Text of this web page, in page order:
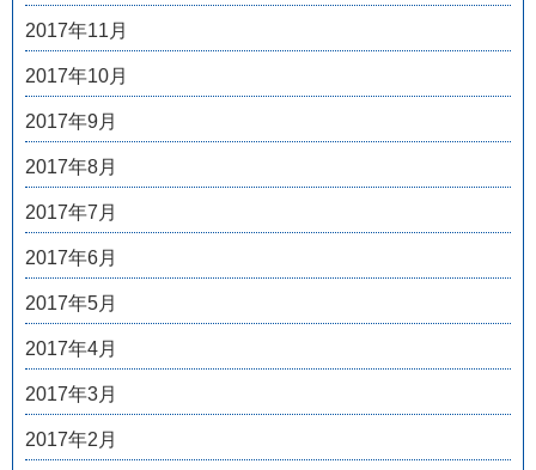
2017年11月
2017年10月
2017年9月
2017年8月
2017年7月
2017年6月
2017年5月
2017年4月
2017年3月
2017年2月